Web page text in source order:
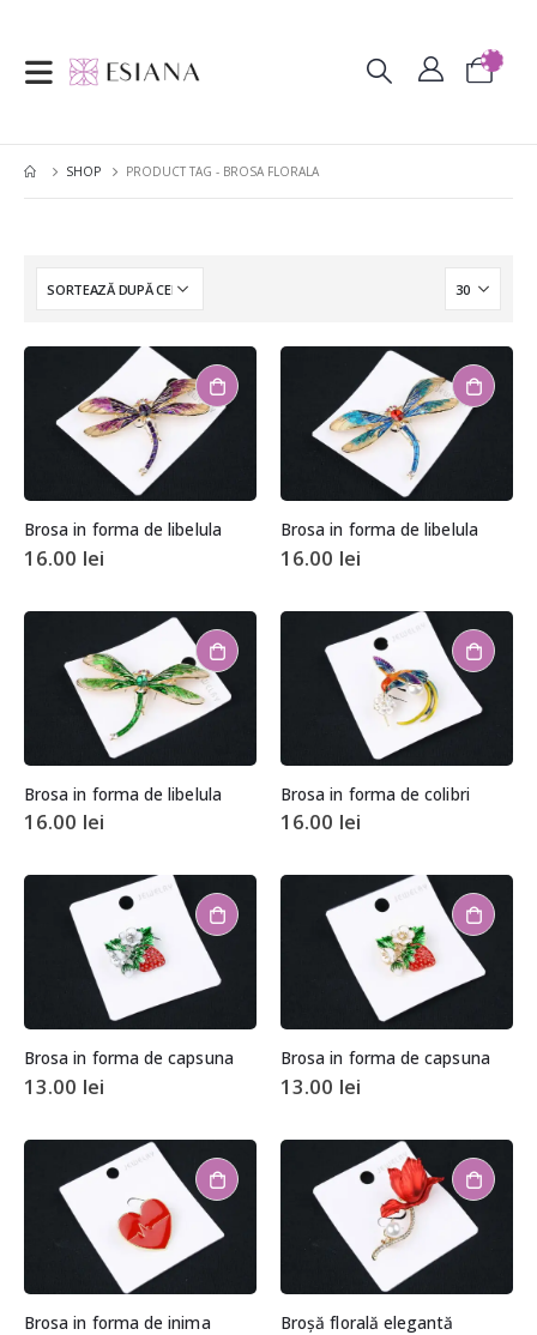
SHOP PRODUCT TAG - BROSA FLORALA
Brosa in forma de libelula
16.00 lei
Brosa in forma de libelula
16.00 lei
Brosa in forma de libelula
16.00 lei
Brosa in forma de colibri
16.00 lei
Brosa in forma de capsuna
13.00 lei
Brosa in forma de capsuna
13.00 lei
Brosa in forma de inima Broșă florală elegantă